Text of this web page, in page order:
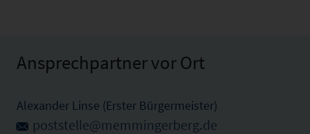
Ansprechpartner vor Ort
Alexander Linse (Erster Bürgermeister)
poststelle@memmingerberg.de